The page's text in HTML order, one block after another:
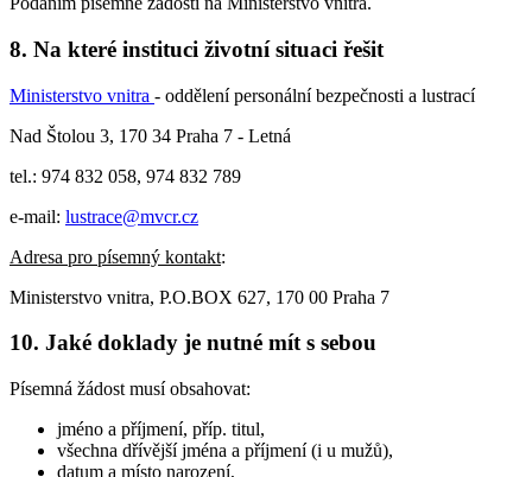
8. Na které instituci životní situaci řešit
Ministerstvo vnitra - oddělení personální bezpečnosti a lustrací
Nad Štolou 3, 170 34 Praha 7 - Letná
tel.: 974 832 058, 974 832 789
e-mail: lustrace@mvcr.cz
Adresa pro písemný kontakt:
Ministerstvo vnitra, P.O.BOX 627, 170 00 Praha 7
10. Jaké doklady je nutné mít s sebou
Písemná žádost musí obsahovat:
jméno a příjmení, příp. titul,
všechna dřívější jména a příjmení (i u mužů),
datum a místo narození,